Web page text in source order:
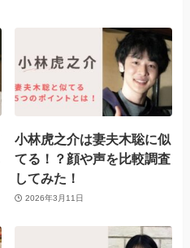
小林虎之介は妻夫木聡に似
てる！？顔や声を比較調査
してみた！
2026年3月11日